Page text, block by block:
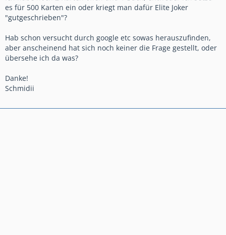
es für 500 Karten ein oder kriegt man dafür Elite Joker
"gutgeschrieben"?
Hab schon versucht durch google etc sowas herauszufinden,
aber anscheinend hat sich noch keiner die Frage gestellt, oder
übersehe ich da was?
Danke!
Schmidii